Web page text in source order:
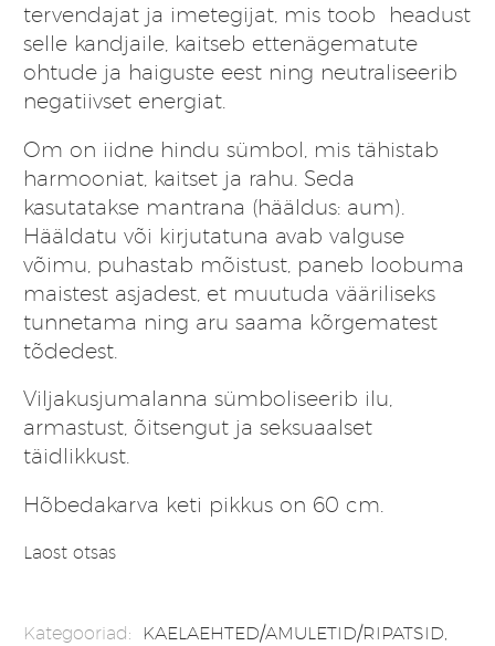
tervendajat ja imetegijat, mis toob headust
selle kandjaile, kaitseb ettenägematute
ohtude ja haiguste eest ning neutraliseerib
negatiivset energiat.
Om on iidne hindu sümbol, mis tähistab
harmooniat, kaitset ja rahu. Seda
kasutatakse mantrana (hääldus: aum).
Hääldatu või kirjutatuna avab valguse
võimu, puhastab mõistust, paneb loobuma
maistest asjadest, et muutuda vääriliseks
tunnetama ning aru saama kõrgematest
tõdedest.
Viljakusjumalanna sümboliseerib ilu,
armastust, õitsengut ja seksuaalset
täidlikkust.
Hõbedakarva keti pikkus on 60 cm.
Laost otsas
Kategooriad: KAELAEHTED/AMULETID/RIPATSID,